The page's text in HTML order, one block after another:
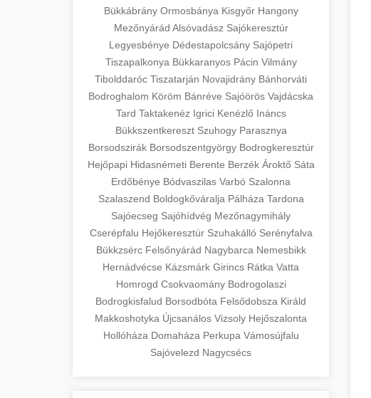
Bükkábrány Ormosbánya Kisgyőr Hangony
Mezőnyárád Alsóvadász Sajókeresztúr
Legyesbénye Dédestapolcsány Sajópetri
Tiszapalkonya Bükkaranyos Pácin Vilmány
Tibolddaróc Tiszatarján Novajidrány Bánhorváti
Bodroghalom Köröm Bánréve Sajóörös Vajdácska
Tard Taktakenéz Igrici Kenézlő Ináncs
Bükkszentkereszt Szuhogy Parasznya
Borsodszirák Borsodszentgyörgy Bodrogkeresztúr
Hejőpapi Hidasnémeti Berente Berzék Ároktő Sáta
Erdőbénye Bódvaszilas Varbó Szalonna
Szalaszend Boldogkőváralja Pálháza Tardona
Sajóecseg Sajóhídvég Mezőnagymihály
Cserépfalu Hejőkeresztúr Szuhakálló Serényfalva
Bükkzsérc Felsőnyárád Nagybarca Nemesbikk
Hernádvécse Kázsmárk Girincs Rátka Vatta
Homrogd Csokvaomány Bodrogolaszi
Bodrogkisfalud Borsodbóta Felsődobsza Királd
Makkoshotyka Újcsanálos Vizsoly Hejőszalonta
Hollóháza Domaháza Perkupa Vámosújfalu
Sajóvelezd Nagycsécs